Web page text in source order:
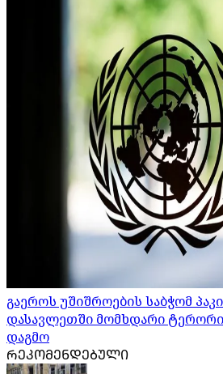
გაეროს უშიშროების საბჭომ
დასავლეთში მომხდარი
დაგმო
ᲠᲔᲙᲝᲛᲔᲜᲓᲔᲑᲣᲚᲘ